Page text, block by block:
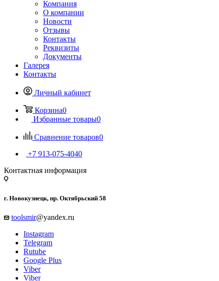
Компания
О компании
Новости
Отзывы
Контакты
Реквизиты
Документы
Галерея
Контакты
Личный кабинет
Корзина0
Избранные товары0
Сравнение товаров0
+7 913-075-4040
Контактная информация
г. Новокузнецк, пр. Октябрьский 58
toolsmir@yandex.ru
Instagram
Telegram
Rutube
Google Plus
Viber
Viber